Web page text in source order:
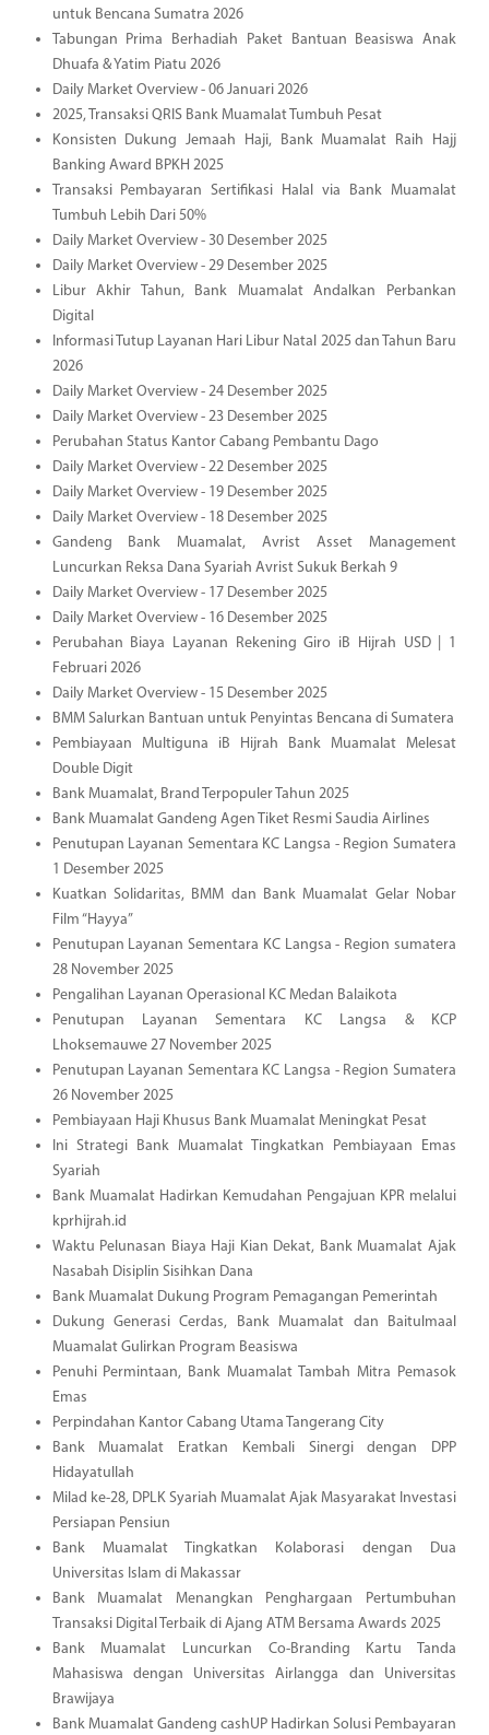
untuk Bencana Sumatra 2026
Tabungan Prima Berhadiah Paket Bantuan Beasiswa Anak
Dhuafa & Yatim Piatu 2026
Daily Market Overview - 06 Januari 2026
2025, Transaksi QRIS Bank Muamalat Tumbuh Pesat
Konsisten Dukung Jemaah Haji, Bank Muamalat Raih Hajj
Banking Award BPKH 2025
Transaksi Pembayaran Sertifikasi Halal via Bank Muamalat
Tumbuh Lebih Dari 50%
Daily Market Overview - 30 Desember 2025
Daily Market Overview - 29 Desember 2025
Libur Akhir Tahun, Bank Muamalat Andalkan Perbankan
Digital
Informasi Tutup Layanan Hari Libur Natal 2025 dan Tahun Baru
2026
Daily Market Overview - 24 Desember 2025
Daily Market Overview - 23 Desember 2025
Perubahan Status Kantor Cabang Pembantu Dago
Daily Market Overview - 22 Desember 2025
Daily Market Overview - 19 Desember 2025
Daily Market Overview - 18 Desember 2025
Gandeng Bank Muamalat, Avrist Asset Management
Luncurkan Reksa Dana Syariah Avrist Sukuk Berkah 9
Daily Market Overview - 17 Desember 2025
Daily Market Overview - 16 Desember 2025
Perubahan Biaya Layanan Rekening Giro iB Hijrah USD | 1
Februari 2026
Daily Market Overview - 15 Desember 2025
BMM Salurkan Bantuan untuk Penyintas Bencana di Sumatera
Pembiayaan Multiguna iB Hijrah Bank Muamalat Melesat
Double Digit
Bank Muamalat, Brand Terpopuler Tahun 2025
Bank Muamalat Gandeng Agen Tiket Resmi Saudia Airlines
Penutupan Layanan Sementara KC Langsa - Region Sumatera
1 Desember 2025
Kuatkan Solidaritas, BMM dan Bank Muamalat Gelar Nobar
Film “Hayya”
Penutupan Layanan Sementara KC Langsa - Region sumatera
28 November 2025
Pengalihan Layanan Operasional KC Medan Balaikota
Penutupan Layanan Sementara KC Langsa & KCP
Lhoksemauwe 27 November 2025
Penutupan Layanan Sementara KC Langsa - Region Sumatera
26 November 2025
Pembiayaan Haji Khusus Bank Muamalat Meningkat Pesat
Ini Strategi Bank Muamalat Tingkatkan Pembiayaan Emas
Syariah
Bank Muamalat Hadirkan Kemudahan Pengajuan KPR melalui
kprhijrah.id
Waktu Pelunasan Biaya Haji Kian Dekat, Bank Muamalat Ajak
Nasabah Disiplin Sisihkan Dana
Bank Muamalat Dukung Program Pemagangan Pemerintah
Dukung Generasi Cerdas, Bank Muamalat dan Baitulmaal
Muamalat Gulirkan Program Beasiswa
Penuhi Permintaan, Bank Muamalat Tambah Mitra Pemasok
Emas
Perpindahan Kantor Cabang Utama Tangerang City
Bank Muamalat Eratkan Kembali Sinergi dengan DPP
Hidayatullah
Milad ke-28, DPLK Syariah Muamalat Ajak Masyarakat Investasi
Persiapan Pensiun
Bank Muamalat Tingkatkan Kolaborasi dengan Dua
Universitas Islam di Makassar
Bank Muamalat Menangkan Penghargaan Pertumbuhan
Transaksi Digital Terbaik di Ajang ATM Bersama Awards 2025
Bank Muamalat Luncurkan Co-Branding Kartu Tanda
Mahasiswa dengan Universitas Airlangga dan Universitas
Brawijaya
Bank Muamalat Gandeng cashUP Hadirkan Solusi Pembayaran